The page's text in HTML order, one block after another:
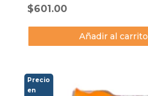
$601.00
Añadir al carrito